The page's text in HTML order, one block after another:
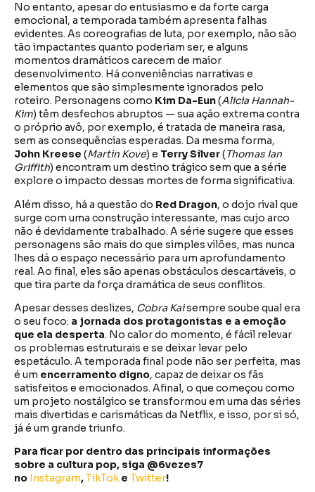
No entanto, apesar do entusiasmo e da forte carga
emocional, a temporada também apresenta falhas
evidentes. As coreografias de luta, por exemplo, não são
tão impactantes quanto poderiam ser, e alguns
momentos dramáticos carecem de maior
desenvolvimento. Há conveniências narrativas e
elementos que são simplesmente ignorados pelo
roteiro. Personagens como Kim Da-Eun(Alicia Hannah-
Kim) têm desfechos abruptos — sua ação extrema contra
o próprio avô, por exemplo, é tratada de maneira rasa,
sem as consequências esperadas. Da mesma forma,
John Kreese (Martin Kove) e Terry Silver(Thomas Ian
Griffith) encontram um destino trágico sem que a série
explore o impacto dessas mortes de forma significativa.
Além disso, há a questão do Red Dragon, o dojo rival que
surge com uma construção interessante, mas cujo arco
não é devidamente trabalhado. A série sugere que esses
personagens são mais do que simples vilões, mas nunca
lhes dá o espaço necessário para um aprofundamento
real. Ao final, eles são apenas obstáculos descartáveis, o
que tira parte da força dramática de seus conflitos.
Apesar desses deslizes, Cobra Kaisempre soube qual era
o seu foco: a jornada dos protagonistas e a emoção
que ela desperta. No calor do momento, é fácil relevar
os problemas estruturais e se deixar levar pelo
espetáculo. A temporada final pode não ser perfeita, mas
é um encerramento digno, capaz de deixar os fãs
satisfeitos e emocionados. Afinal, o que começou como
um projeto nostálgico se transformou em uma das séries
mais divertidas e carismáticas da Netflix, e isso, por si só,
já é um grande triunfo.
Para ficar por dentro das principais informações
sobre a cultura pop, siga @6vezes7
no Instagram,TikToke Twitter!